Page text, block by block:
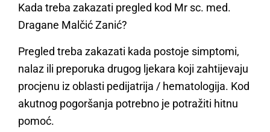
Kada treba zakazati pregled kod Mr sc. med.
Dragane Malčić Zanić?
Pregled treba zakazati kada postoje simptomi,
nalaz ili preporuka drugog ljekara koji zahtijevaju
procjenu iz oblasti pedijatrija / hematologija. Kod
akutnog pogoršanja potrebno je potražiti hitnu
pomoć.